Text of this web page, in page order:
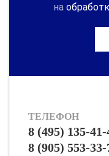
на
ТЕЛЕФОН
8 (495) 135-41-
8 (905) 553-33-